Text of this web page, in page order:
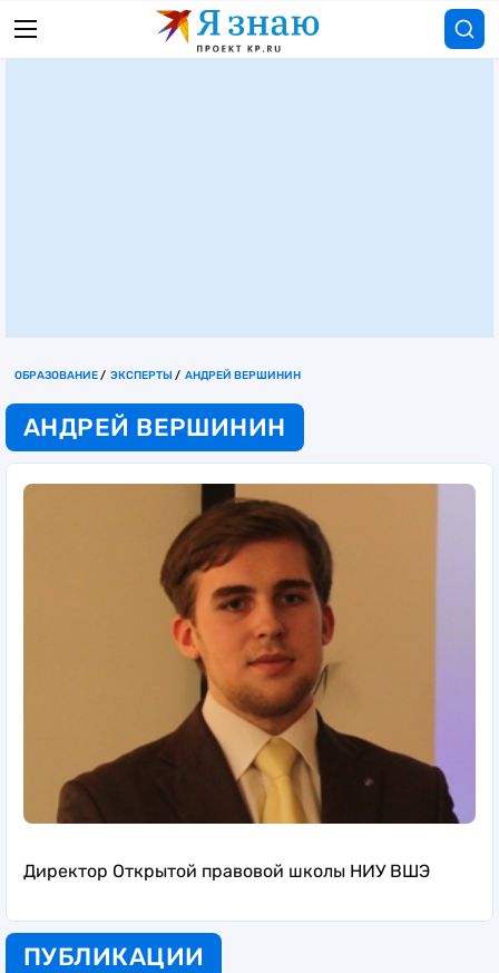
ОБРАЗОВАНИЕ ЭКСПЕРТЫ АНДРЕЙ ВЕРШИНИН
АНДРЕЙ ВЕРШИНИН
Директор Открытой правовой школы НИУ ВШЭ
ПУБЛИКАЦИИ